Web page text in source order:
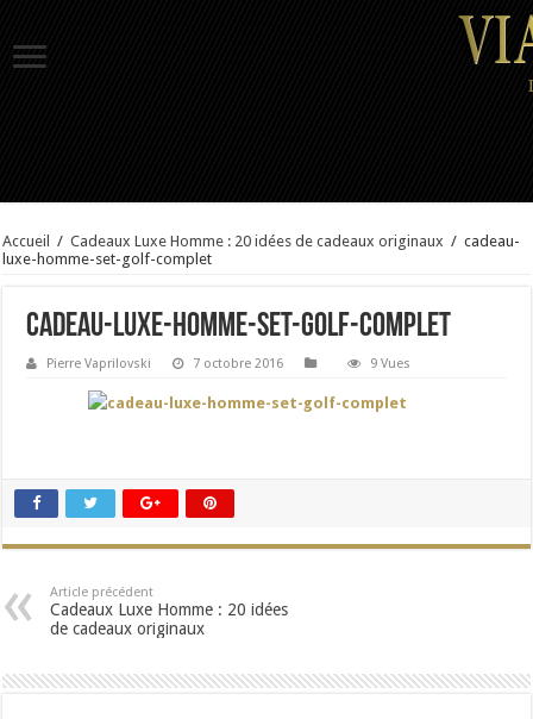
Accueil / Cadeaux Luxe Homme : 20 idées de cadeaux originaux / cadeau-
luxe-homme-set-golf-complet
cadeau-luxe-homme-set-golf-complet
Pierre Vaprilovski 7 octobre 2016 9 Vues
Article précédent
Cadeaux Luxe Homme : 20 idées
de cadeaux originaux